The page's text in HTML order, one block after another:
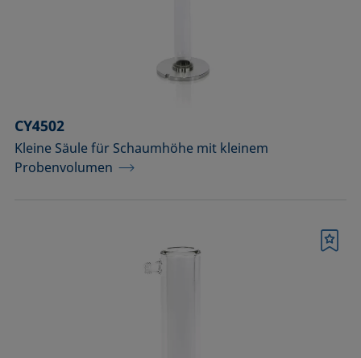
CY4502
Kleine Säule für Schaumhöhe mit kleinem
Probenvolumen